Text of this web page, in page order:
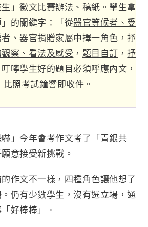
」徵文比賽辦法、稿紙。學生拿
的關鍵字：「從器官等候者、受
、器官捐贈家屬中擇一角色 ，抒
察、看法及感受 ， 題目自訂 ，抒
叮嚀學生好的題目必須呼應內文，
照考試鐘響即收件。
」今年會考作文考了「青銀共
意接受新挑戰。
作文不一樣，四種角色讓他想了
仍有少數學生，沒有選立場，通
好棒棒」。